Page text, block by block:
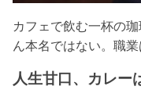
カフェで飲む一杯の
ん本名ではない。職業
人生甘口、カレー